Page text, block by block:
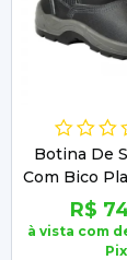
Botina De
Com Bico
CAR$
à vista com